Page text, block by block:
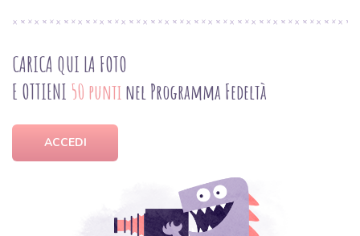
CARICA QUI LA FOTO
E OTTIENI 50 punti nel Programma Fedeltà
ACCEDI